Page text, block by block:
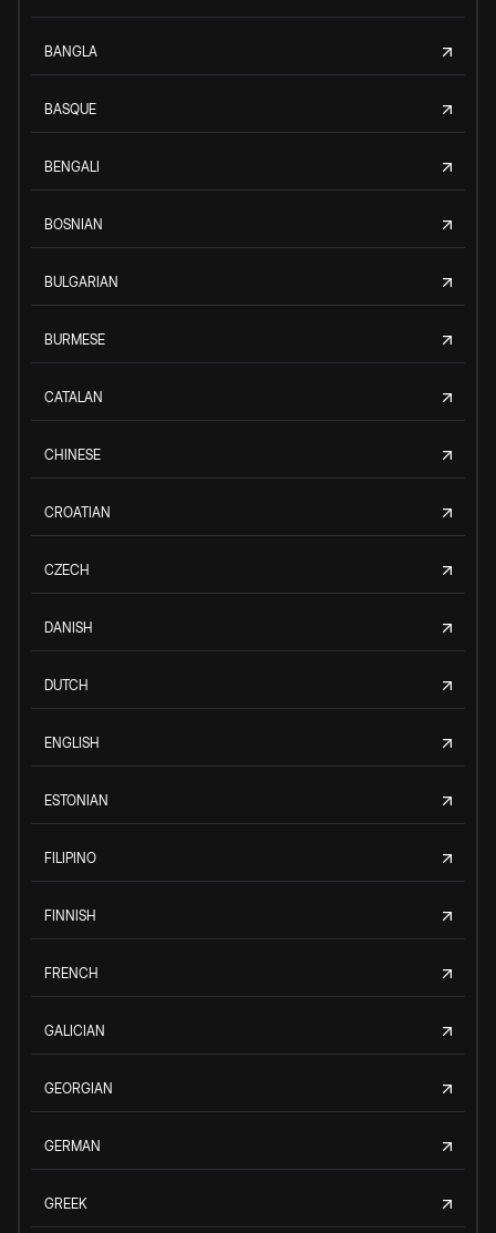
BANGLA
BASQUE
BENGALI
BOSNIAN
BULGARIAN
BURMESE
CATALAN
CHINESE
CROATIAN
CZECH
DANISH
DUTCH
ENGLISH
ESTONIAN
FILIPINO
FINNISH
FRENCH
GALICIAN
GEORGIAN
GERMAN
GREEK